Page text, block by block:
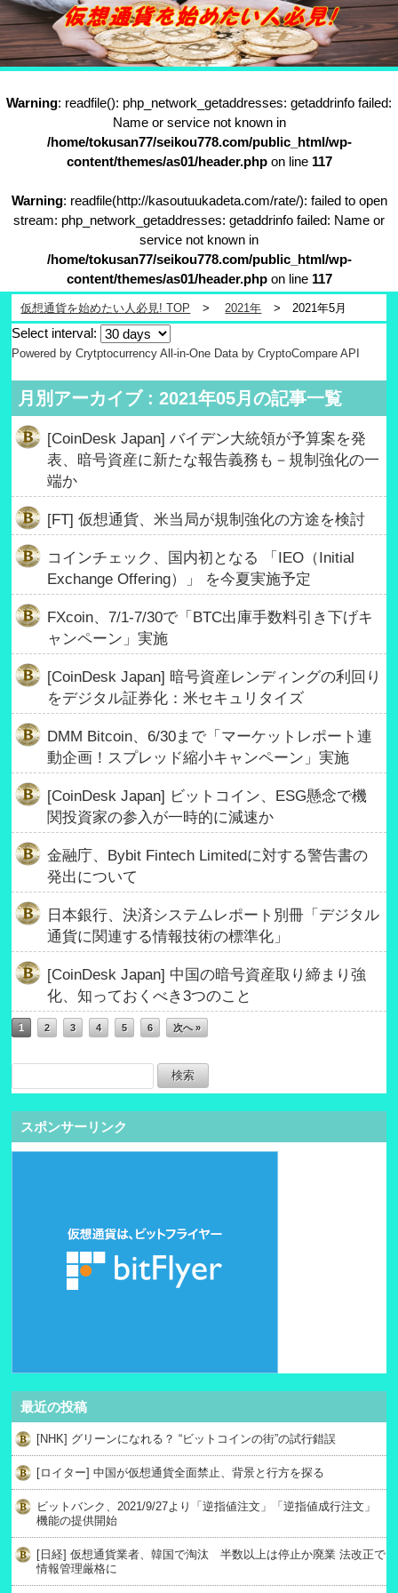
Warning: readfile(): php_network_getaddresses: getaddrinfo failed:
Name or service not known in
/home/tokusan77/seikou778.com/public_html/wp-
content/themes/as01/header.phpon line 117
Warning: readfile(http://kasoutuukadeta.com/rate/): failed to open
stream: php_network_getaddresses: getaddrinfo failed: Name or
service not known in
/home/tokusan77/seikou778.com/public_html/wp-
content/themes/as01/header.phpon line 117
仮想通貨を始めたい人必見! TOP 2021年 2021年5月
Select interval:
Powered by Crytptocurrency All-in-One Data by CryptoCompare API
月別アーカイブ : 2021年05月の記事一覧
[CoinDesk Japan] バイデン大統領が予算案を発
表、暗号資産に新たな報告義務も－規制強化の一
端か
[FT] 仮想通貨、米当局が規制強化の方途を検討
コインチェック、国内初となる 「IEO（Initial
Exchange Offering）」 を今夏実施予定
FXcoin、7/1-7/30で「BTC出庫手数料引き下げキ
ャンペーン」実施
[CoinDesk Japan] 暗号資産レンディングの利回り
をデジタル証券化：米セキュリタイズ
DMM Bitcoin、6/30まで「マーケットレポート連
動企画！スプレッド縮小キャンペーン」実施
[CoinDesk Japan] ビットコイン、ESG懸念で機
関投資家の参入が一時的に減速か
金融庁、Bybit Fintech Limitedに対する警告書の
発出について
日本銀行、決済システムレポート別冊「デジタル
通貨に関連する情報技術の標準化」
[CoinDesk Japan] 中国の暗号資産取り締まり強
化、知っておくべき3つのこと
1 2 3 4 5 6 次へ »
スポンサーリンク
最近の投稿
[NHK] グリーンになれる？ “ビットコインの街”の試行錯誤
[ロイター] 中国が仮想通貨全面禁止、背景と行方を探る
ビットバンク、2021/9/27より「逆指値注文」「逆指値成行注文」
機能の提供開始
[日経] 仮想通貨業者、韓国で淘汰 半数以上は停止か廃業 法改正で
情報管理厳格に